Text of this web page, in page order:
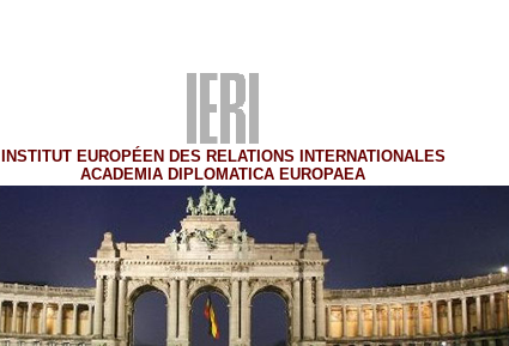
INSTITUT EUROPÉEN DES RELATIONS INTERNATIONALES
ACADEMIA DIPLOMATICA EUROPAEA